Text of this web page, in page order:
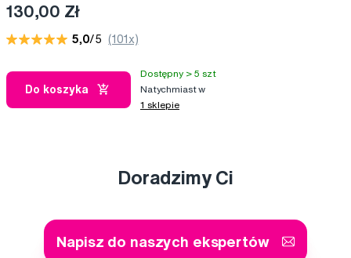
elektrycznej, 4 szt.
130,00 Zł
5,0/5 (101x)
Do koszyka
Dostępny > 5 szt
Natychmiast w
1 sklepie
Doradzimy Ci
Napisz do naszych ekspertów